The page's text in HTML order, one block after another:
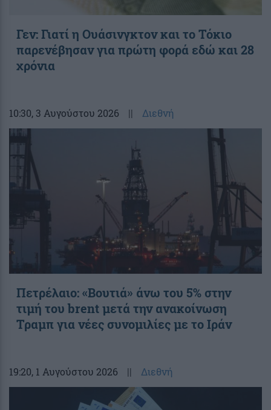
Γεν: Γιατί η Ουάσινγκτον και το Τόκιο
παρενέβησαν για πρώτη φορά εδώ και 28
χρόνια
10:30, 3 Αυγούστου 2026 || Διεθνή
Πετρέλαιο: «Βουτιά» άνω του 5% στην
τιμή του brent μετά την ανακοίνωση
Τραμπ για νέες συνομιλίες με το Ιράν
19:20, 1 Αυγούστου 2026 || Διεθνή